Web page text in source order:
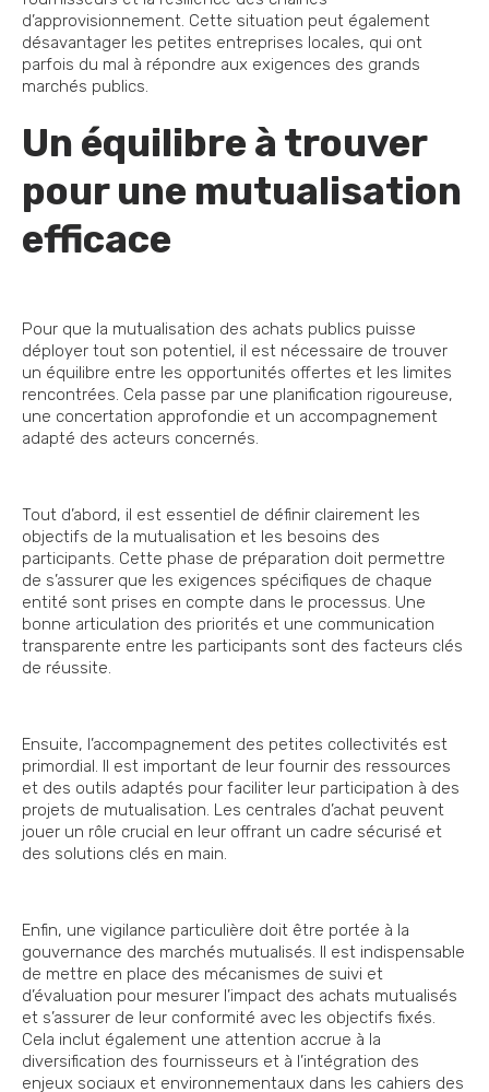
d’approvisionnement. Cette situation peut également
désavantager les petites entreprises locales, qui ont
parfois du mal à répondre aux exigences des grands
marchés publics.
Un équilibre à trouver
pour une mutualisation
efficace
Pour que la mutualisation des achats publics puisse
déployer tout son potentiel, il est nécessaire de trouver
un équilibre entre les opportunités offertes et les limites
rencontrées. Cela passe par une planification rigoureuse,
une concertation approfondie et un accompagnement
adapté des acteurs concernés.
Tout d’abord, il est essentiel de définir clairement les
objectifs de la mutualisation et les besoins des
participants. Cette phase de préparation doit permettre
de s’assurer que les exigences spécifiques de chaque
entité sont prises en compte dans le processus. Une
bonne articulation des priorités et une communication
transparente entre les participants sont des facteurs clés
de réussite.
Ensuite, l’accompagnement des petites collectivités est
primordial. Il est important de leur fournir des ressources
et des outils adaptés pour faciliter leur participation à des
projets de mutualisation. Les centrales d’achat peuvent
jouer un rôle crucial en leur offrant un cadre sécurisé et
des solutions clés en main.
Enfin, une vigilance particulière doit être portée à la
gouvernance des marchés mutualisés. Il est indispensable
de mettre en place des mécanismes de suivi et
d’évaluation pour mesurer l’impact des achats mutualisés
et s’assurer de leur conformité avec les objectifs fixés.
Cela inclut également une attention accrue à la
diversification des fournisseurs et à l’intégration des
enjeux sociaux et environnementaux dans les cahiers des